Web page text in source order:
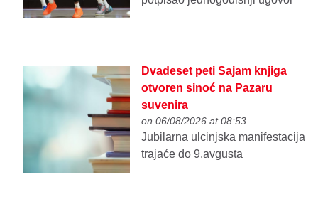
Dvadeset peti Sajam knjiga
otvoren sinoć na Pazaru
suvenira
on 06/08/2026 at 08:53
Jubilarna ulcinjska manifestacija
trajaće do 9.avgusta